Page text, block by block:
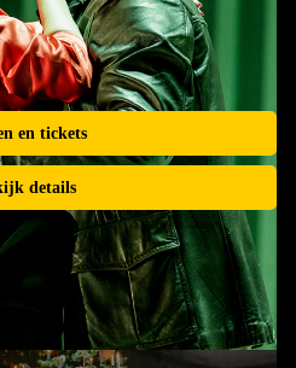
en tickets
details